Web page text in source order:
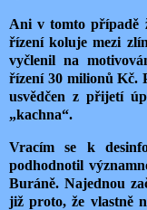
Ani v tomto případě
řízení koluje mezi
vyčlenil na
řízení 30 milionů Kč.
usvědčen z přijetí
„kachna“.
Vracím se k
podhodnotil
Buráně. Najednou
již proto, že vlastně